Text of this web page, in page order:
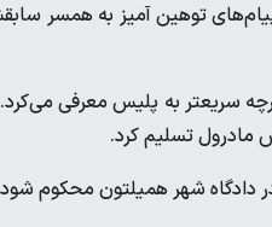
پیام‌های توهین آمیز به همسر
سریعتر به پلیس معرفی
مادرول تسلیم کرد.
دادگاه شهر همیلتون محکوم